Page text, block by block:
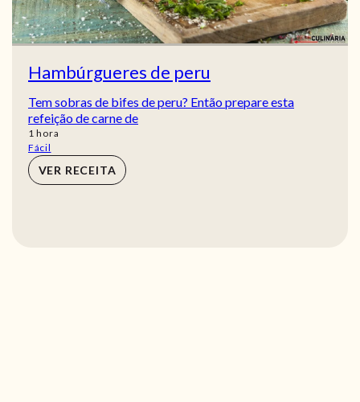
Hambúrgueres de peru
Tem sobras de bifes de peru? Então prepare esta
refeição de carne de
1 hora
hora
Fácil
VER RECEITA